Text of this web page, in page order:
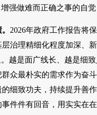
强做难而正确之事的自
2026年政府工作报告将
治理精细化程度加深、
越是面广线长、越是细
众最朴实的需求作为奋
细致功夫，持续提升善
件件有回音，用实实在